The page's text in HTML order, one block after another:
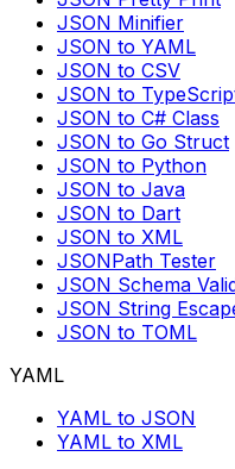
JSON Minifier
JSON to YAML
JSON to CSV
JSON to
JSON to C# Class
JSON to Go Struct
JSON to Python
JSON to Java
JSON to Dart
JSON to XML
JSONPath Tester
JSON Schema
JSON String
JSON to TOML
YAML
YAML to JSON
YAML to XML